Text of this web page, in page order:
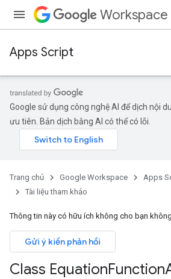
Workspace
Apps Script
Google sử dụng công nghệ AI để dịch nội
ưu tiên. Bản dịch bằng AI có thể có lỗi.
Trang chủ Google Workspace
Apps
Tài liệu tham khảo
Thông tin này có hữu ích không cho bạn
Gửi ý kiến phản hồi
Class EquationFunction